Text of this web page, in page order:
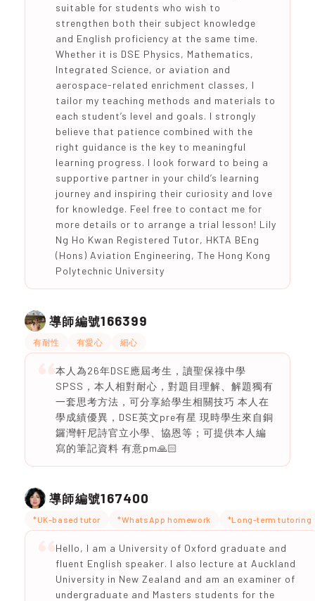
suitable for students who wish to
strengthen both their subject knowledge
and English proficiency at the same time.
Whether it is DSE Physics, Mathematics,
Integrated Science, or aviation and
aerospace-related enrichment classes, I
tailor my teaching methods and materials to
each student’s level and goals. I strongly
believe that patience combined with the
right guidance is the key to meaningful
learning progress. I look forward to being a
supportive partner in your child’s learning
journey and inspiring their curiosity and love
for knowledge. Feel free to contact me for
more details or to arrange a trial lesson! Lily
Ng Ho Kwan Registered Tutor, HKTA BEng
(Hons) Aviation Engineering, The Hong Kong
Polytechnic University
導師編號166399
有耐性 有愛心 細心
本人為26年DSE應屆考生，讀聖保祿中學
SPSS，本人相對耐心，對題目理解、解題獨有
一套思考方法，可分享給學生相關技巧 本人在
學成績優異，DSE英文pre有星 現時學生來自銅
鑼灣軒尼詩官立小學、協恩等；可提供本人編
寫的筆記資料 有意pm🙏🏻
導師編號167400
*UK-based tutor *WhatsApp homework *Long-term tutoring
Hello, I am a University of Oxford graduate and
fluent English speaker. I also lecture at Auckland
University in New Zealand and am an examiner of
undergraduate and Masters students for the